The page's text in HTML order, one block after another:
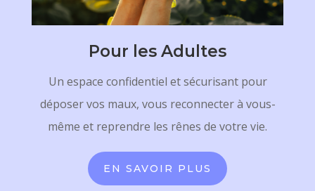
Pour les Adultes
Un espace confidentiel et sécurisant pour
déposer vos maux, vous reconnecter à vous-
même et reprendre les rênes de votre vie.
EN SAVOIR PLUS